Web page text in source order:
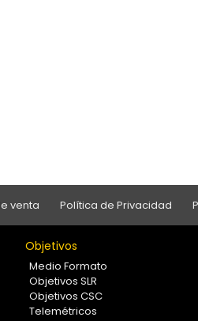
venta Política de Privacidad
Objetivos
Medio Formato
Objetivos SLR
Objetivos CSC
Telemétricos